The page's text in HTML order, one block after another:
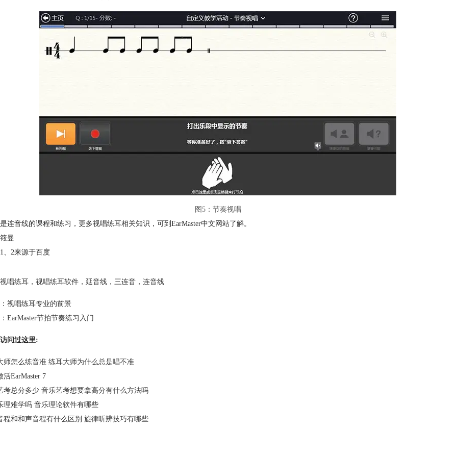
图5：节奏视唱
连音线的课程和练习，更多视唱练耳相关知识，可到EarMaster中文网站了解。
曼
、2来源于百度
视唱练耳 ， 视唱练耳软件 ， 延音线 ， 三连音 ， 连音线
视唱练耳专业的前景
EarMaster节拍节奏练习入门
问过这里:
师怎么练音准 练耳大师为什么总是唱不准
活EarMaster 7
考总分多少 音乐艺考想要拿高分有什么方法吗
理难学吗 音乐理论软件有哪些
程和和声音程有什么区别 旋律听辨技巧有哪些